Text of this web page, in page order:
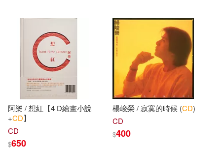
電子書(4813)
有聲書(63)
ケイ・エム・プロデュース(181)
PRESTIGE DIGITAL BOOK SERIE
プレステージ出版（写真集）(169)
愛貝克思(1661)
化學工業出版社(1658)
人民郵電出版社(1644)
世界圖書出版公司北京公司(1586)
可超商取貨(104843)
可海外宅配(104025)
可港澳店取(96425)
可新加坡店取(88053)
阿樂 / 想紅【4 D繪畫小說
+CD】
CD
$650
楊峻榮 / 寂寞的時候 (CD)
CD
$400